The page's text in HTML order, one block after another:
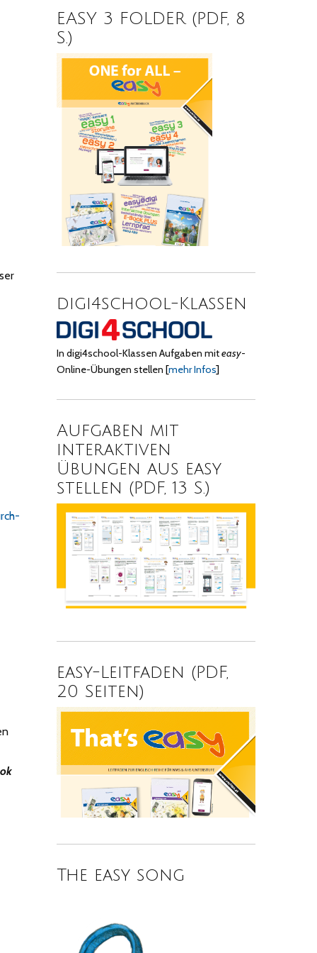
EASY 3 FOLDER (PDF, 8
S.)
digi4school-Klassen
In digi4school-Klassen Aufgaben miteasy-
Online-Übungen stellen[mehr Infos]
Aufgaben mit
interaktiven
Übungen aus easy
stellen (PDF, 13 S.)
easy-Leitfaden (PDF,
20 Seiten)
The easy song